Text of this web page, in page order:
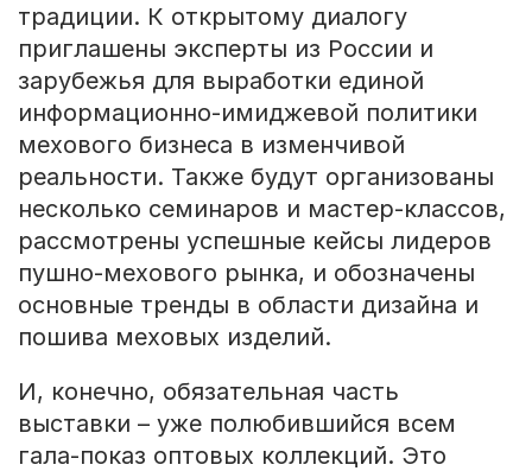
традиции. К открытому диалогу
приглашены эксперты из России и
зарубежья для выработки единой
информационно-имиджевой политики
мехового бизнеса в изменчивой
реальности. Также будут организованы
несколько семинаров и мастер-классов,
рассмотрены успешные кейсы лидеров
пушно-мехового рынка, и обозначены
основные тренды в области дизайна и
пошива меховых изделий.
И, конечно, обязательная часть
выставки – уже полюбившийся всем
гала-показ оптовых коллекций. Это